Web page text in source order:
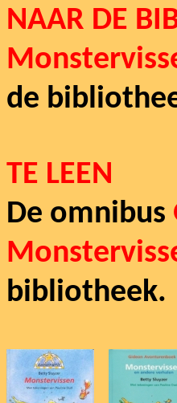
NAAR DE
de
TE LEEN
De omnibus
bibliotheek.